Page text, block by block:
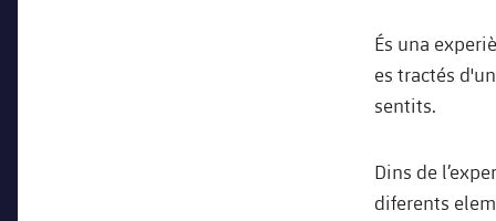
És una
es tractés
sentits.
Dins de
diferents